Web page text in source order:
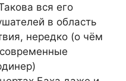
вся его
в область
нередко (о чём